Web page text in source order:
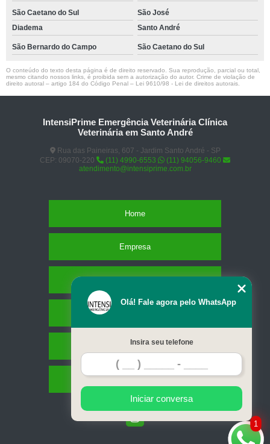
São Caetano do Sul
São José
Diadema
Santo André
São Bernardo do Campo São Caetano do Sul
O conteúdo do texto desta página é de direito reservado. Sua reprodução, parcial ou total,
mesmo citando nossos links, é proibida sem a autorização do autor. Crime de violação de
direito autoral – artigo 184 do Código Penal – Lei 9610/98 - Lei de direitos autorais
IntensiPrime Emergência Veterinária Clínica
Veterinária em Santo André
Rua das Paineiras, 607 - Jardim Santo André - SP
CEP: 09070-220
(11) 4990-6553
(11) 94056-9460
atendimento@intensiprime.com.br
Home
Empresa
Contato
1
Olá! Fale agora pelo WhatsApp
Insira seu telefone
Iniciar conversa